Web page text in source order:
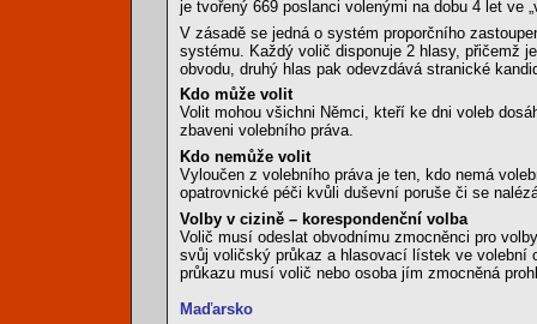
je tvořený 669 poslanci volenými na dobu 4 let ve
V zásadě se jedná o systém proporčního
systému. Každý volič disponuje 2 hlasy, přičemž
obvodu, druhý hlas pak odevzdává stranické
Kdo může volit
Volit mohou všichni Němci, kteří ke dni voleb
zbaveni volebního práva.
Kdo nemůže volit
Vyloučen z volebního práva je ten, kdo nemá
opatrovnické péči kvůli duševní poruše či se
Volby v cizině – korespondenční volba
Volič musí odeslat obvodnímu zmocněnci pro
svůj voličský průkaz a hlasovací lístek ve volební
průkazu musí volič nebo osoba jím zmocněná
Maďarsko